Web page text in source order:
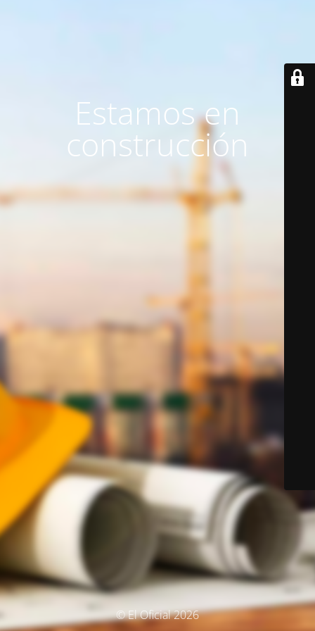
Estamos en
construcción
© El Oficial 2026